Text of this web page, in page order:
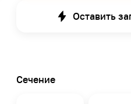
Оставить
Сечение